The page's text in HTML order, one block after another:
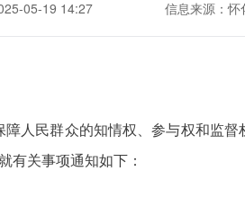
05-19 14:27 信息来源：怀
人民群众的知情权、参与权和监
有关事项通知如下：